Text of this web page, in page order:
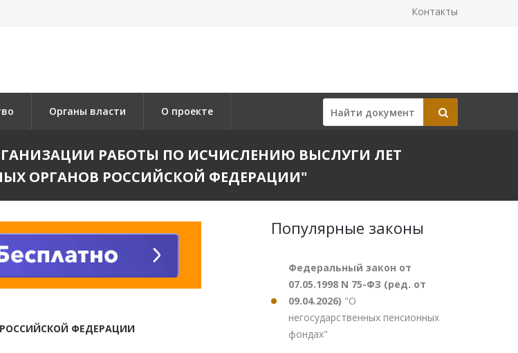
Контакты
Органы власти О проекте
РАБОТЫ ПО ИСЧИСЛЕНИЮ ВЫСЛУГИ ЛЕТ
ОРГАНОВ РОССИЙСКОЙ ФЕДЕРАЦИИ"
ФЕДЕРАЦИИ
Популярные законы
Федеральный закон от
07.05.1998 N 75-ФЗ (ред. от
09.04.2026) "О
негосударственных пенсионных
фондах"